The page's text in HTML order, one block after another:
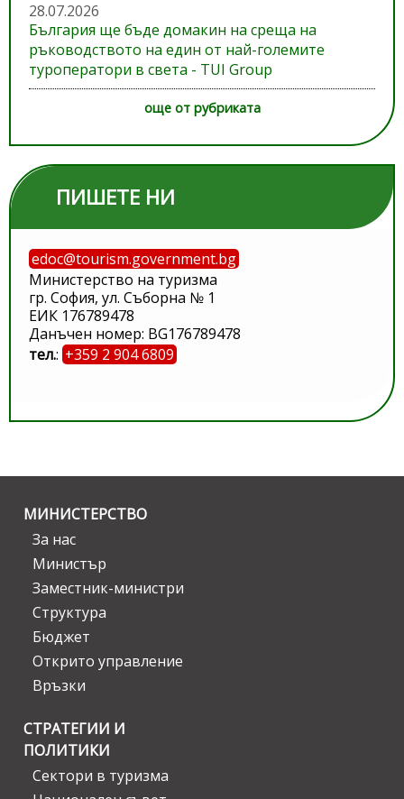
28.07.2026
България ще бъде домакин на среща на
ръководството на един от най-големите
туроператори в света - TUI Group
още от рубриката
ПИШЕТЕ НИ
edoc@tourism.government.bg
Министерство на туризма
гр. София, ул. Съборна № 1
ЕИК 176789478
Данъчен номер: BG176789478
тел.: +359 2 904 6809
МИНИСТЕРСТВО
За нас
Министър
Заместник-министри
Структура
Бюджет
Открито управление
Връзки
СТРАТЕГИИ И
ПОЛИТИКИ
Сектори в туризма